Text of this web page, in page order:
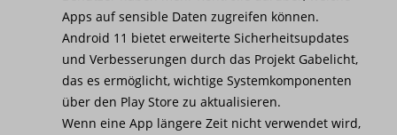
Apps auf sensible Daten zugreifen können.
Android 11 bietet erweiterte Sicherheitsupdates
und Verbesserungen durch das Projekt Gabelicht,
das es ermöglicht, wichtige Systemkomponenten
über den Play Store zu aktualisieren.
Wenn eine App längere Zeit nicht verwendet wird,